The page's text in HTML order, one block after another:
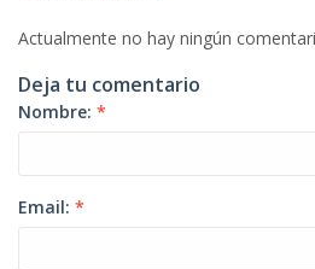
Actualmente no hay ningún
Deja tu comentario
Nombre: *
Email: *